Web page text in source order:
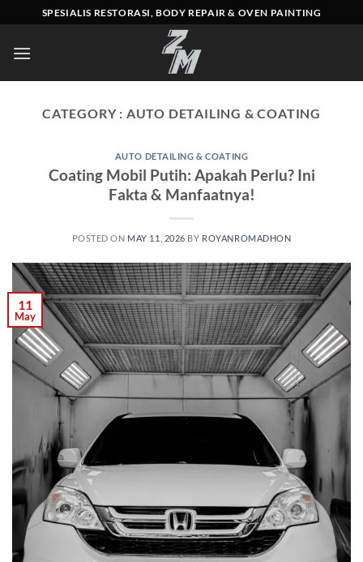
to
content
SPESIALIS RESTORASI, BODY REPAIR & OVEN PAINTING
CATEGORY : AUTO DETAILING & COATING
AUTO DETAILING & COATING
Coating Mobil Putih: Apakah Perlu? Ini
Fakta & Manfaatnya!
POSTED ON MAY 11, 2026 BY ROYANROMADHON
11
May